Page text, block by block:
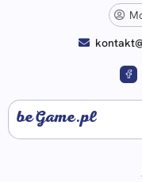
beGame.pl